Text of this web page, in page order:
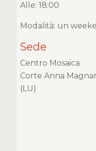
Alle: 18:00
Modalità: un
Sede
Centro Mosaica
Corte Anna
(LU)